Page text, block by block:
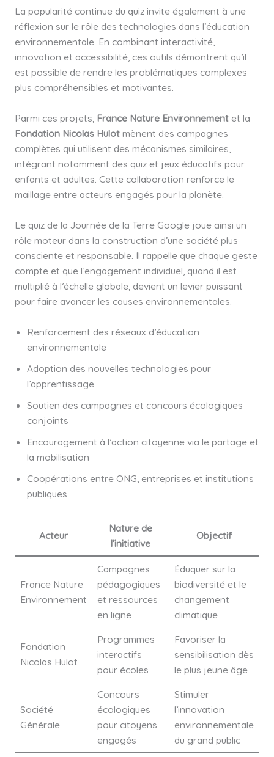
La popularité continue du quiz invite également à une
réflexion sur le rôle des technologies dans l’éducation
environnementale. En combinant interactivité,
innovation et accessibilité, ces outils démontrent qu’il
est possible de rendre les problématiques complexes
plus compréhensibles et motivantes.
Parmi ces projets, France Nature Environnementet la
Fondation Nicolas Hulotmènent des campagnes
complètes qui utilisent des mécanismes similaires,
intégrant notamment des quiz et jeux éducatifs pour
enfants et adultes. Cette collaboration renforce le
maillage entre acteurs engagés pour la planète.
Le quiz de la Journée de la Terre Google joue ainsi un
rôle moteur dans la construction d’une société plus
consciente et responsable. Il rappelle que chaque geste
compte et que l’engagement individuel, quand il est
multiplié à l’échelle globale, devient un levier puissant
pour faire avancer les causes environnementales.
Renforcement des réseaux d’éducation
environnementale
Adoption des nouvelles technologies pour
l’apprentissage
Soutien des campagnes et concours écologiques
conjoints
Encouragement à l’action citoyenne via le partage et
la mobilisation
Coopérations entre ONG, entreprises et institutions
publiques
Acteur
Nature de
l’initiative
Objectif
France Nature
Environnement
Campagnes
pédagogiques
et ressources
en ligne
Éduquer sur la
biodiversité et le
changement
climatique
Fondation
Nicolas Hulot
Programmes
interactifs
pour écoles
Favoriser la
sensibilisation dès
le plus jeune âge
Société
Générale
Concours
écologiques
pour citoyens
engagés
Stimuler
l’innovation
environnementale
du grand public